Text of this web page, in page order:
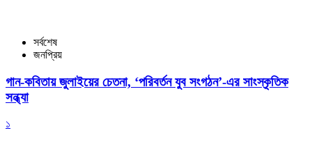
সর্বশেষ
জনপ্রিয়
গান-কবিতায় জুলাইয়ের চেতনা, ‘পরিবর্তন যুব সংগঠন’-এর সাংস্কৃতিক
সন্ধ্যা
১